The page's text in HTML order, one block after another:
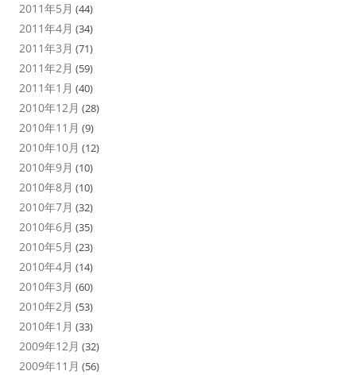
2011年5月 (44)
2011年4月 (34)
2011年3月 (71)
2011年2月 (59)
2011年1月 (40)
2010年12月 (28)
2010年11月 (9)
2010年10月 (12)
2010年9月 (10)
2010年8月 (10)
2010年7月 (32)
2010年6月 (35)
2010年5月 (23)
2010年4月 (14)
2010年3月 (60)
2010年2月 (53)
2010年1月 (33)
2009年12月 (32)
2009年11月 (56)